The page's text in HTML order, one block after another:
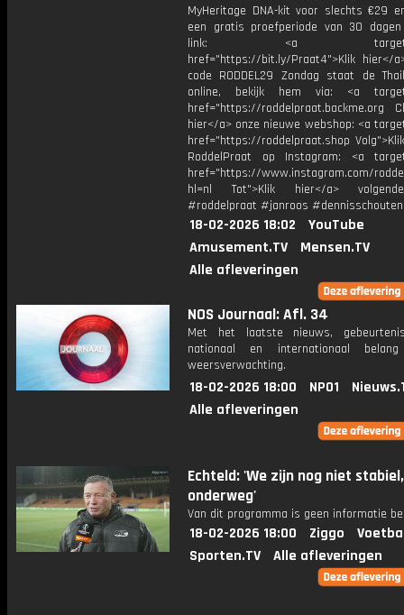
MyHeritage DNA-kit voor slechts €29
een gratis proefperiode van 30
link: <a
href="https://bit.ly/Praat4">Klik hier</
code RODDEL29 Zondag staat de
online, bekijk hem via: <a
href="https://roddelpraat.backme.org
hier</a> onze nieuwe webshop: <a
href="https://roddelpraat.shop
RoddelPraat op Instagram: <a
href="https://www.instagram.com/
hl=nl Tot">Klik hier</a>
#roddelpraat #janroos #dennisschouten
18-02-2026 18:02
YouTube
Amusement.TV
Mensen.TV
Alle afleveringen
NOS Journaal: Afl. 34
Met het laatste nieuws,
nationaal en internationaal
weersverwachting.
18-02-2026 18:00 NPO1
Alle afleveringen
Echteld: 'We zijn nog niet
onderweg'
Van dit programma is geen informatie
18-02-2026 18:00 Ziggo
Sporten.TV
Alle afleveringen